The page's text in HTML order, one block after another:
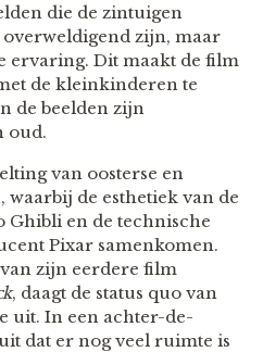
die de zintuigen
zijn, maar
ervaring. Dit maakt de film
de kleinkinderen te
de beelden zijn
oud.
van oosterse en
waarbij de esthetiek van de
Ghibli en de technische
Pixar samenkomen.
zijn eerdere film
, daagt de status quo van
uit. In een achter-de-
dat er nog veel ruimte is